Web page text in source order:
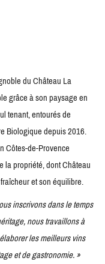
du Château La
grâce à son paysage en
tenant, entourés de
Biologique depuis 2016.
Côtes-de-Provence
la propriété, dont Château
et son équilibre.
inscrivons dans le temps
nous travaillons à
les meilleurs vins
et de gastronomie. »